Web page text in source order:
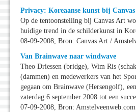
Privacy: Koreaanse kunst bij
Op de tentoonstelling bij Canvas Art
huidige trend in de schilderkunst in
08-09-2008, Bron: Canvas Art /
Van Brainwave naar windwave
Theo Driessen (bridge), Wim Ris
(dammen) en medewerkers van het
gegaan om Brainwave (Hersengolf),
zaterdag 6 september 2008 tot een
07-09-2008, Bron: Amstelveenweb.com